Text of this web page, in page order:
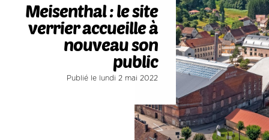
Meisenthal : le site
verrier accueille à
nouveau son
public
Publié le lundi 2 mai 2022